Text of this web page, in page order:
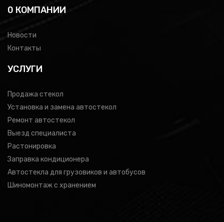
0 КОМПАНИИ
Новости
Контакты
УСЛУГИ
Продажа стекол
Установка и замена автостекол
Ремонт автостекол
Выезд специалиста
Растонировка
Заправка кондиционера
Автостекла для грузовиков и автобусов
Шиномонтаж с хранением